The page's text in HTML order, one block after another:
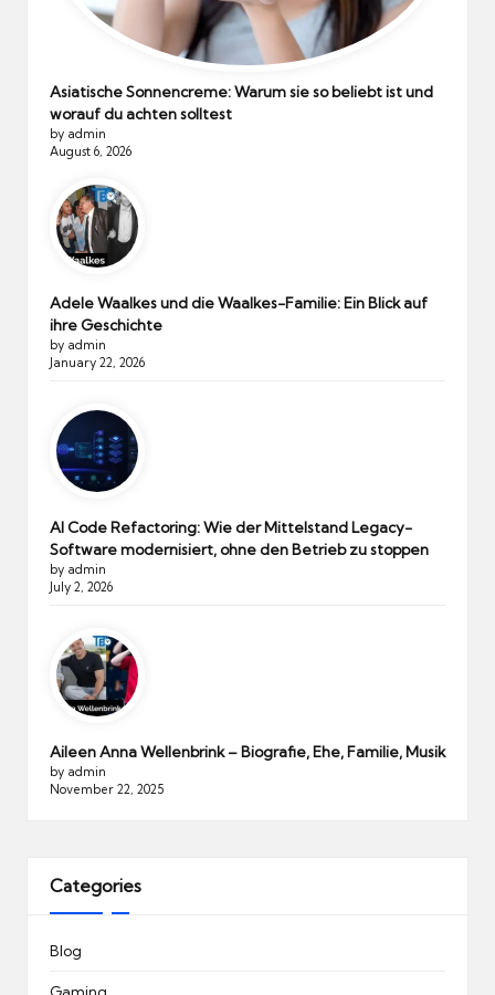
Asiatische Sonnencreme: Warum sie so beliebt ist und
worauf du achten solltest
by admin
August 6, 2026
Adele Waalkes und die Waalkes-Familie: Ein Blick auf
ihre Geschichte
by admin
January 22, 2026
AI Code Refactoring: Wie der Mittelstand Legacy-
Software modernisiert, ohne den Betrieb zu stoppen
by admin
July 2, 2026
Aileen Anna Wellenbrink – Biografie, Ehe, Familie, Musik
by admin
November 22, 2025
Categories
Blog